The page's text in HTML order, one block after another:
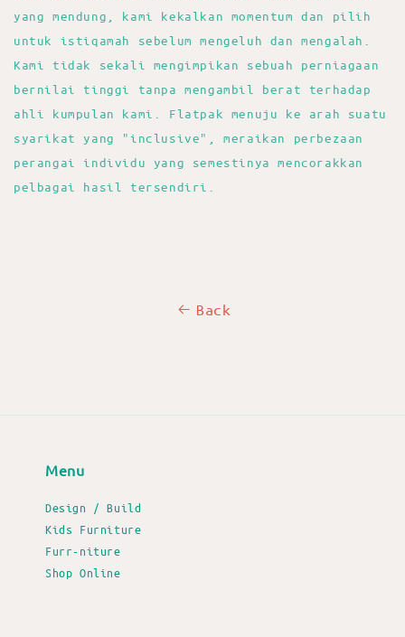
yang mendung, kami kekalkan momentum dan pilih
untuk istiqamah sebelum mengeluh dan mengalah.
Kami tidak sekali mengimpikan sebuah perniagaan
bernilai tinggi tanpa mengambil berat terhadap
ahli kumpulan kami. Flatpak menuju ke arah suatu
syarikat yang "inclusive", meraikan perbezaan
perangai individu yang semestinya mencorakkan
pelbagai hasil tersendiri.
Back
Menu
Design / Build
Kids Furniture
Furr-niture
Shop Online